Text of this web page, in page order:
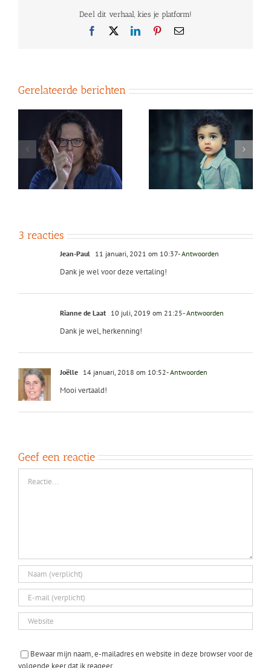
Deel dit verhaal, kies je platform!
Facebook LinkedInPinterest
E-
Gerelateerde berichten
Omgaan met superego
(4): de kant van het
innerlijke kind
Omgaan met superego
(3): innerlijke ruimte
scheppen
3 reacties
Jean-Paul 11 januari, 2021 om 10:37- Antwoorden
Dank je wel voor deze vertaling!
Rianne de Laat 10 juli, 2019 om 21:25- Antwoorden
Dank je wel, herkenning!
Joëlle 14 januari, 2018 om 10:52- Antwoorden
Mooi vertaald!
Geef een reactie
Bewaar mijn naam, e-mailadres en website in deze browser voor de